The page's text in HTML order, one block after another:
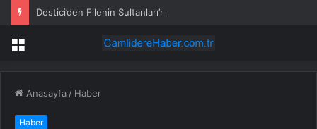
Destici’den Filenin Sultanları’na tebrik
Menü
Anasayfa / Haber
Haber